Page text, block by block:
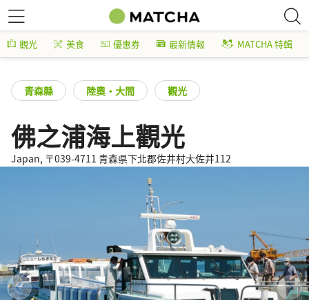
觀光 美食 優惠券 最新情報 MATCHA 特輯
青森縣 陸奧・大間 觀光
佛之浦海上觀光
Japan, 〒039-4711 青森県下北郡佐井村大佐井112